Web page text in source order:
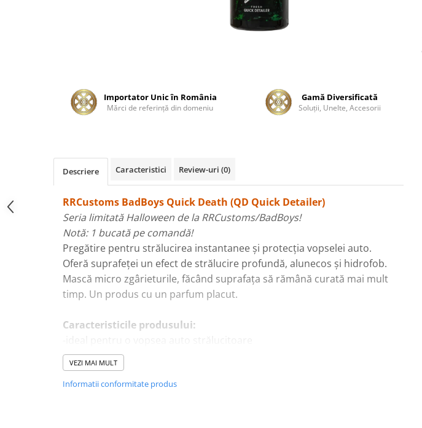
Tratamente şi Întreţinere
Textile
Recondiţionare Piele
Prosoape Uscare
Lavete Microfibră
Aplicatoare Microfibră
Importator Unic în România
Mărci de referinţă din domeniu
Gamă Diversificată
Soluţii, Unelte, Accesorii
Descriere Caracteristici Review-uri (0)
RRCustoms BadBoys Quick Death (QD Quick Detailer)
Seria limitată Halloween de la RRCustoms/BadBoys!
Notă: 1 bucată pe comandă!
Pregătire pentru strălucirea instantanee și protecția vopselei auto.
Oferă suprafeței un efect de strălucire profundă, alunecos și hidrofob.
Mască micro zgârieturile, făcând suprafața să rămână curată mai mult
timp. Un produs cu un parfum placut.
Caracteristicile produsului:
-umple microzgârieturile și cavitățile de pe suprafețele vopsite
-scoate în evidență profunzimea culorii din elementele pictate
-formează un strat hidrofob
VEZI MAI MULT
Informatii conformitate produs